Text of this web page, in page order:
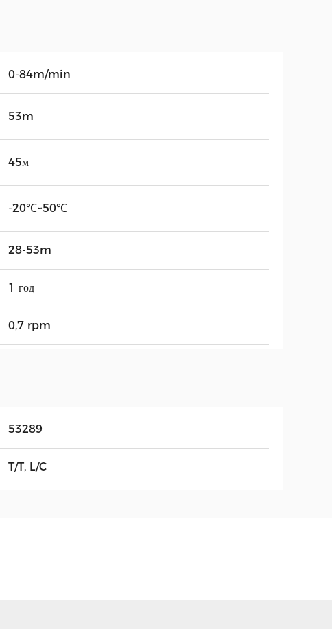
0-84m/min
53m
45м
-20℃~50℃
28-53m
1 год
0,7 rpm
53289
T/T, L/C